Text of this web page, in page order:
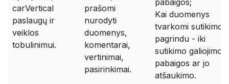
carVertical
paslaugų ir
veiklos
tobulinimui.
prašomi
nurodyti
duomenys,
komentarai,
vertinimai,
pasirinkimai.
pabaigos;
Kai duomenys
tvarkomi sutikimo
pagrindu - iki
sutikimo galiojimo
pabaigos ar jo
atšaukimo.